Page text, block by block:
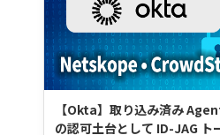
【Okta】取り込み済み
の認可土台として ID-JAG ト